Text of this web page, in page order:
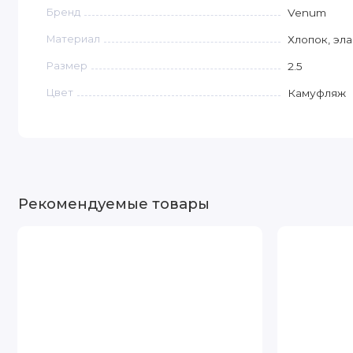
Бренд Venum
Материал Хлопок,
Размер 2.5
Цвет Камуфляж
Рекомендуемые товары